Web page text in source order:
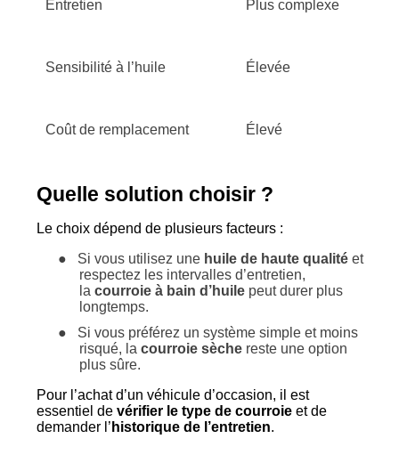
Entretien Plus complexe
Sensibilité à l’huile Élevée
Coût de remplacement Élevé
Quelle solution choisir ?
Le choix dépend de plusieurs facteurs :
●
Si vous utilisez une huile de haute qualitéet
respectez les intervalles d’entretien,
la courroie à bain d’huilepeut durer plus
longtemps.
●
Si vous préférez un système simple et moins
risqué, la courroie sèchereste une option
plus sûre.
Pour l’achat d’un véhicule d’occasion, il est
essentiel de vérifier le type de courroieet de
demander l’ historique de l’entretien.